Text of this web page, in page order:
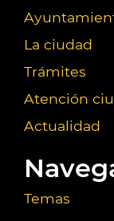
La ciudad
Trámites
Atención
Actualidad
Temas